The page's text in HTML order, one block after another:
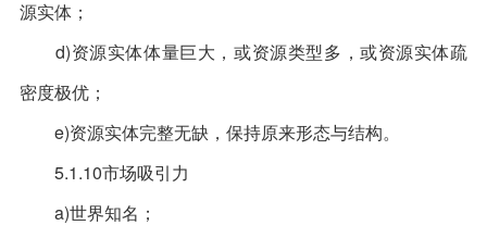
源实体；
d)资源实体体量巨大，或资源类型多，或资源实体疏
密度极优；
e)资源实体完整无缺，保持原来形态与结构。
5.1.10市场吸引力
a)世界知名；